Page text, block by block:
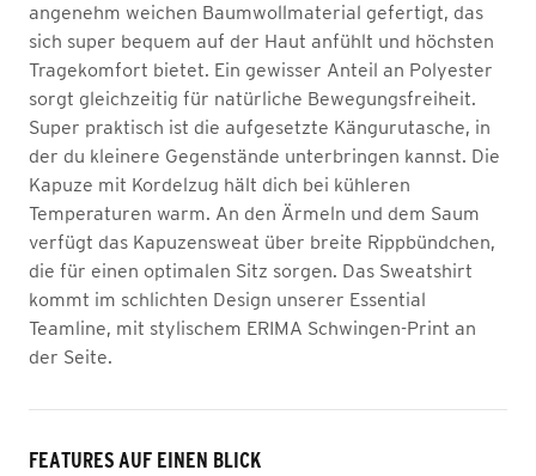
angenehm weichen Baumwollmaterial gefertigt, das
sich super bequem auf der Haut anfühlt und höchsten
Tragekomfort bietet. Ein gewisser Anteil an Polyester
sorgt gleichzeitig für natürliche Bewegungsfreiheit.
Super praktisch ist die aufgesetzte Kängurutasche, in
der du kleinere Gegenstände unterbringen kannst. Die
Kapuze mit Kordelzug hält dich bei kühleren
Temperaturen warm. An den Ärmeln und dem Saum
verfügt das Kapuzensweat über breite Rippbündchen,
die für einen optimalen Sitz sorgen. Das Sweatshirt
kommt im schlichten Design unserer Essential
Teamline, mit stylischem ERIMA Schwingen-Print an
der Seite.
FEATURES AUF EINEN BLICK